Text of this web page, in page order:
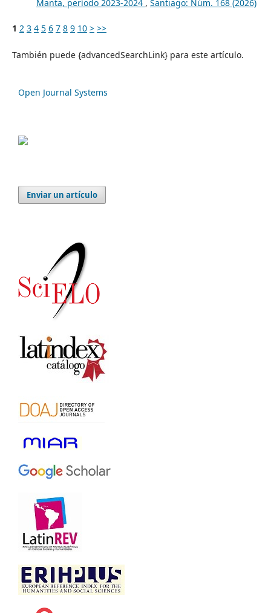
Manta, período 2023-2024 , Santiago: Núm. 168 (2026)
1 2 3 4 5 6 7 8 9 10 > >>
También puede {advancedSearchLink} para este artículo.
Open Journal Systems
Enviar un artículo